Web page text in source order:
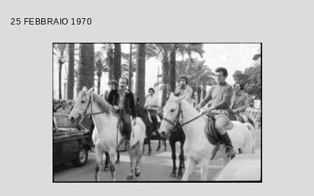
25 FEBBRAIO 1970